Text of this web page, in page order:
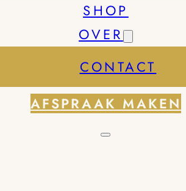
SHOP
OVER
CONTACT
AFSPRAAK MAKEN